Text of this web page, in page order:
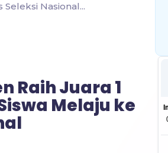
Nasional...
Raih Juara 1
Melaju ke